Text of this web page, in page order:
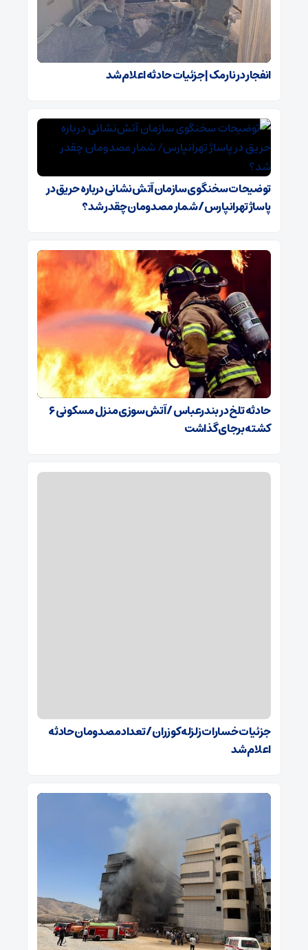
انفجار در نارمک | جزئیات حادثه اعلام شد
توضیحات سخنگوی سازمان آتش‌نشانی درباره حریق در
پاساژ تهرانپارس/ شمار مصدومان چقدر شد؟
حادثه تلخ در بندرعباس / آتش‌سوزی منزل مسکونی ۶
کشته برجای گذاشت
جزئیات خسارات زلزله کوزران / تعداد مصدومان حادثه
اعلام شد